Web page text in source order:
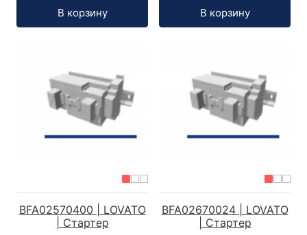
В корзину В корзину
BFA02570400 | LOVATO
| Стартер
BFA02670024 | LOVATO
| Стартер